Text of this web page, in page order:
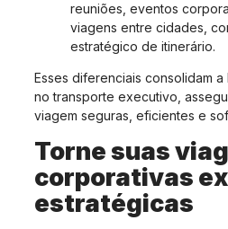
reuniões, eventos
viagens entre cidades,
estratégico de itinerário.
Esses diferenciais consolidam
no transporte executivo,
viagem seguras, eficientes e
Torne suas
corporativas
estratégicas